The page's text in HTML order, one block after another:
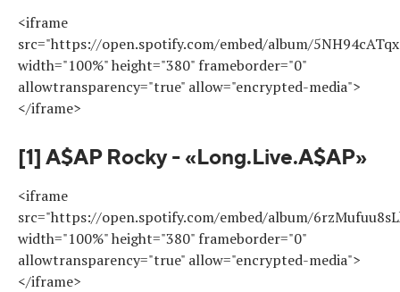
<iframe
src="https://open.spotify.com/embed/album/
width="100%" height="380" frameborder="0"
allowtransparency="true" allow="encrypted-media">
</iframe>
[1] A$AP Rocky - «Long.Live.A$AP»
<iframe
src="https://open.spotify.com/embed/album/
width="100%" height="380" frameborder="0"
allowtransparency="true" allow="encrypted-media">
</iframe>